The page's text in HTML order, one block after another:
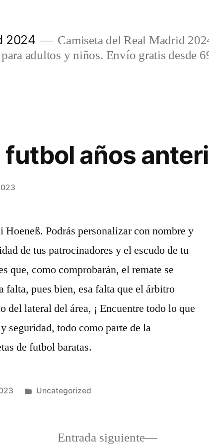
2024
Camiseta del Real Madrid
adultos y niños. Envío gratis desde
años
Podrás personalizar con nombre y
de tus patrocinadores y el escudo de tu
que, como comprobarán, el remate se
falta, pues bien, esa falta que el árbitro
del lateral del área, ¡ Encuentre todo lo que
seguridad, todo como parte de la
de futbol baratas.
Publicado
Uncategorized
Entrada siguiente
Entrada